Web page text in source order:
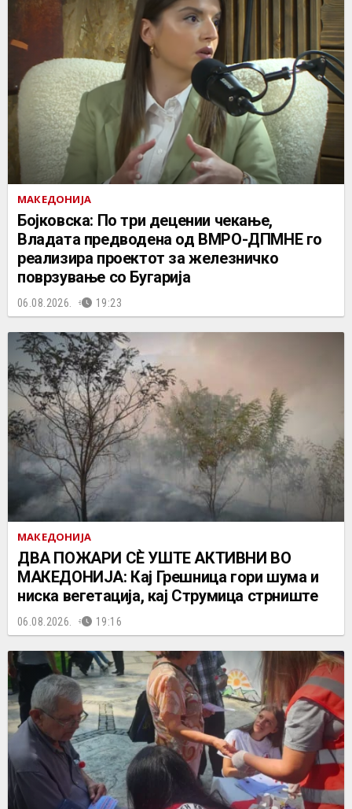
МАКЕДОНИЈА
Бојковска: По три децении чекање,
Владата предводена од ВМРО-ДПМНЕ го
реализира проектот за железничко
поврзување со Бугарија
06.08.2026. 19:23
МАКЕДОНИЈА
ДВА ПОЖАРИ СÈ УШТЕ АКТИВНИ ВО
МАКЕДОНИЈА: Кај Грешница гори шума и
ниска вегетација, кај Струмица стрниште
06.08.2026. 19:16